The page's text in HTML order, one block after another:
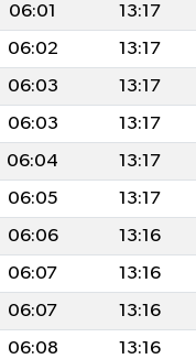
06:01 13:17
06:02 13:17
06:03 13:17
06:03 13:17
06:04 13:17
06:05 13:17
06:06 13:16
06:07 13:16
06:07 13:16
06:08 13:16